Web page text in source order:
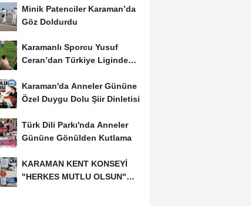
Minik Patenciler Karaman’da
Göz Doldurdu
Karamanlı Sporcu Yusuf
Ceran’dan Türkiye Liginde
Karaman'da Anneler Gününe
Özel Duygu Dolu Şiir Dinletisi
Türk Dili Parkı'nda Anneler
Gününe Gönülden Kutlama
KARAMAN KENT KONSEYİ
"HERKES MUTLU OLSUN"